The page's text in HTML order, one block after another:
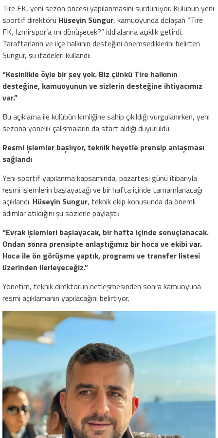
Tire FK, yeni sezon öncesi yapılanmasını sürdürüyor. Kulübün yeni
sportif direktörü Hüseyin Sungur, kamuoyunda dolaşan “Tire
FK, İzmirspor’a mı dönüşecek?” iddialarına açıklık getirdi.
Taraftarların ve ilçe halkının desteğini önemsediklerini belirten
Sungur, şu ifadeleri kullandı:
“Kesinlikle öyle bir şey yok. Biz çünkü Tire halkının
desteğine, kamuoyunun ve sizlerin desteğine ihtiyacımız
var.”
Bu açıklama ile kulübün kimliğine sahip çıkıldığı vurgulanırken, yeni
sezona yönelik çalışmaların da start aldığı duyuruldu.
Resmi işlemler başlıyor, teknik heyetle prensip anlaşması
sağlandı
Yeni sportif yapılanma kapsamında, pazartesi günü itibarıyla
resmi işlemlerin başlayacağı ve bir hafta içinde tamamlanacağı
açıklandı. Hüseyin Sungur, teknik ekip konusunda da önemli
adımlar atıldığını şu sözlerle paylaştı:
“Evrak işlemleri başlayacak, bir hafta içinde sonuçlanacak.
Ondan sonra prensipte anlaştığımız bir hoca ve ekibi var.
Hoca ile ön görüşme yaptık, programı ve transfer listesi
üzerinden ilerleyeceğiz.”
Yönetim, teknik direktörün netleşmesinden sonra kamuoyuna
resmi açıklamanın yapılacağını belirtiyor.